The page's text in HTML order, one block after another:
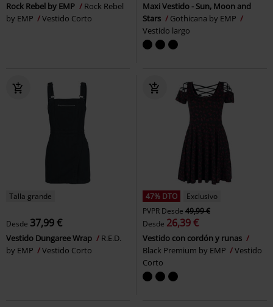
Rock Rebel by EMP
Rock Rebel
by EMP
Vestido Corto
Maxi Vestido - Sun, Moon and
Stars
Gothicana by EMP
Vestido largo
Talla grande
Desde 37,99 €
Vestido Dungaree Wrap
R.E.D.
by EMP
Vestido Corto
47% DTO
Exclusivo
PVPR Desde 49,99 €
Desde 26,39 €
Vestido con cordón y runas
Black Premium by EMP
Vestido
Corto